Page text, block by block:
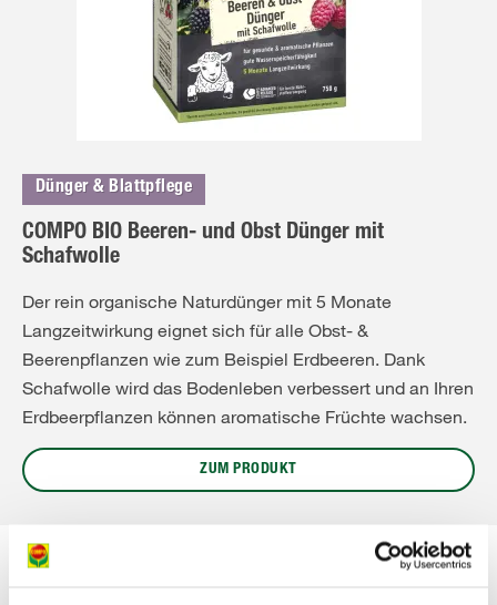
Dünger & Blattpflege
COMPO BIO Beeren- und Obst Dünger mit
Schafwolle
Der rein organische Naturdünger mit 5 Monate
Langzeitwirkung eignet sich für alle Obst- &
Beerenpflanzen wie zum Beispiel Erdbeeren. Dank
Schafwolle wird das Bodenleben verbessert und an Ihren
Erdbeerpflanzen können aromatische Früchte wachsen.
ZUM PRODUKT